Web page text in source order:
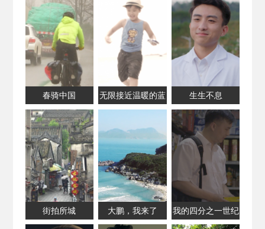
春骑中国 无限接近温暖的蓝 生生不息
街拍所城 大鹏，我来了 我的四分之一世纪